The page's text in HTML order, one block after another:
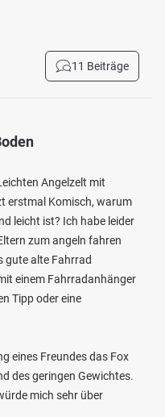
11 Beiträge
Angelzelt mit
erstmal Komisch, warum
leicht ist? Ich habe leider
zum angeln fahren
gute alte Fahrrad
einem Fahrradanhänger
Tipp oder eine
eines Freundes das Fox
des geringen Gewichtes.
mich sehr über